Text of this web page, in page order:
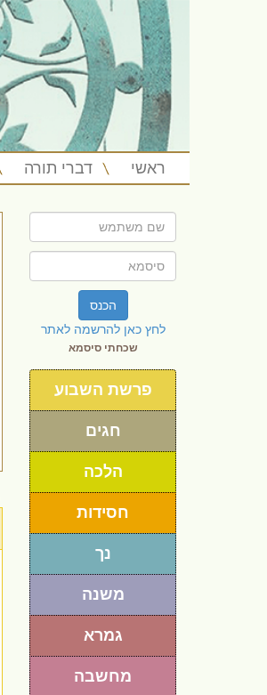
ראשי דברי תורה
הכנס
לחץ כאן להרשמה לאתר
שכחתי סיסמא
פרשת השבוע
חגים
הלכה
חסידות
נך
משנה
גמרא
מחשבה